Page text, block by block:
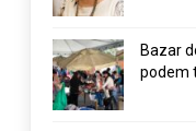
Bazar
podem